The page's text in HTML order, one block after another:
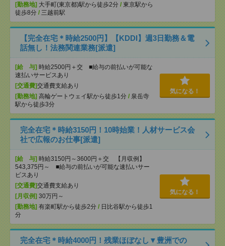
[勤務地] 大手町(東京都)駅から徒歩2分 / 東京駅から
徒歩8分 / 三越前駅
【完全在宅＊時給2500円】【KDDI】週3日勤務＆電
話無し！法務関連業務[派遣]
[給 与] 時給2500円＋交 ■給与の前払いが可能な
速払いサービスあり
[交通費]交通費支給あり
[勤務地] 高輪ゲートウェイ駅から徒歩1分 / 泉岳寺
駅から徒歩3分
気になる！
完全在宅＊時給3150円！10時始業！人材サービス会
社で広報のお仕事[派遣]
[給 与] 時給3150円～3600円＋交 【月収例】
543,375円～ ■給与の前払いが可能な速払いサー
ビスあり
[交通費]交通費支給あり
[月収例] 30万円～
[勤務地] 有楽町駅から徒歩2分 / 日比谷駅から徒歩1
分
気になる！
完全在宅＊時給4000円！残業ほぼなし▼豊洲での